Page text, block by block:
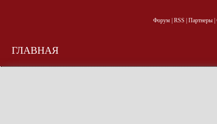
Форум| RSS Партнеры|
ГЛАВНАЯ